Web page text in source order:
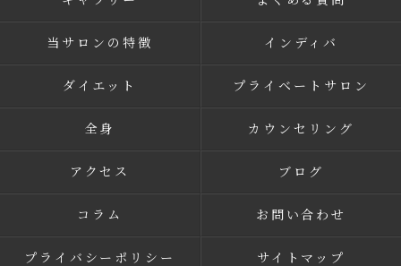
当サロンの特徴 インディバ
ダイエット プライベートサロン
全身 カウンセリング
アクセス ブログ
コラム お問い合わせ
プライバシーポリシー サイトマップ